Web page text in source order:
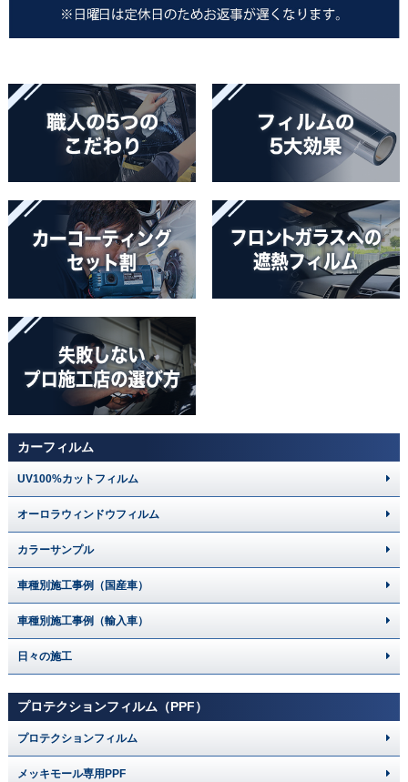
カーフィルム
UV100%カットフィルム
オーロラウィンドウフィルム
カラーサンプル
車種別施工事例（国産車）
車種別施工事例（輸入車）
日々の施工
プロテクションフィルム（PPF）
プロテクションフィルム
メッキモール専用PPF